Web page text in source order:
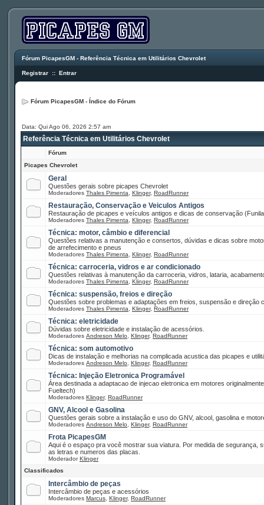
Fórum PicapesGM - Referência Técnica em Utilitários Chevrolet
Registrar :: Entrar
Fórum PicapesGM - Índice do Fórum
Data: Qui Ago 06, 2026 2:57 am
Referência Técnica em Utilitários Chevrolet
Fórum
Picapes Chevrolet
Geral
Questões gerais sobre picapes Chevrolet
Moderadores Thales Pimenta Klinger, RoadRunner
Restauração, Conservação e Veiculos Antigos
Restauração de picapes e veículos antigos e dicas de conservação
Moderadores Thales Pimenta Klinger, RoadRunner
Técnica: motor, câmbio e diferencial
Questões relativas a manutenção e consertos, dúvidas e dicas sobre
de arrefecimento e pneus
Moderadores Thales Pimenta Klinger, RoadRunner
Técnica: carroceria, vidros e ar condicionado
Questões relativas à manutenção da carroceria, vidros, lataria,
Moderadores Thales Pimenta Klinger, RoadRunner
Técnica: suspensão, freios e direção
Questões sobre problemas e adaptações em freios, suspensão e direção
Moderadores Thales Pimenta Klinger, RoadRunner
Técnica: eletricidade
Dúvidas sobre eletricidade e instalação de acessórios.
Moderadores Andreson Melo Klinger, RoadRunner
Técnica: som automotivo
Dicas de instalação e melhorias na complicada acustica das picapes e
Moderadores Andreson Melo Klinger, RoadRunner
Técnica: Injeção Eletronica Programável
Área destinada a adaptacao de injecao eletronica em motores
Fueltech)
Moderadores Klinger, RoadRunner
GNV, Alcool e Gasolina
Questões gerais sobre a instalação e uso do GNV, alcool, gasolina e
Moderadores Andreson Melo Klinger, RoadRunner
Frota PicapesGM
Aqui é o espaço pra você mostrar sua viatura. Por medida de segurança,
as letras e numeros das placas.
ModeradorKlinger
Classificados
Intercâmbio de peças
Intercâmbio de peças e acessórios
Moderadores Marcus Klinger, RoadRunner